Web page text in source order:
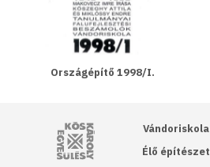
Országépítő 1998/I.
Kós Károly Egyesülés
Vándoriskola
Élő építészet